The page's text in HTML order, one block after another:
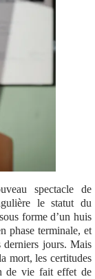
spectacle de
le statut du
forme d’un huis
phase terminale, et
derniers jours. Mais
mort, les certitudes
de vie fait effet de